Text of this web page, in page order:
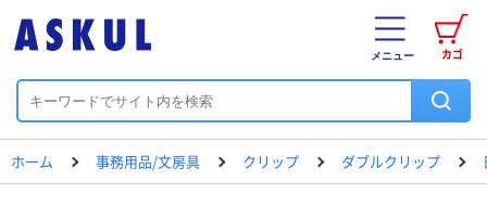
カゴ
メニュー
ホーム 事務用品/文房具 クリップ ダブルクリップ